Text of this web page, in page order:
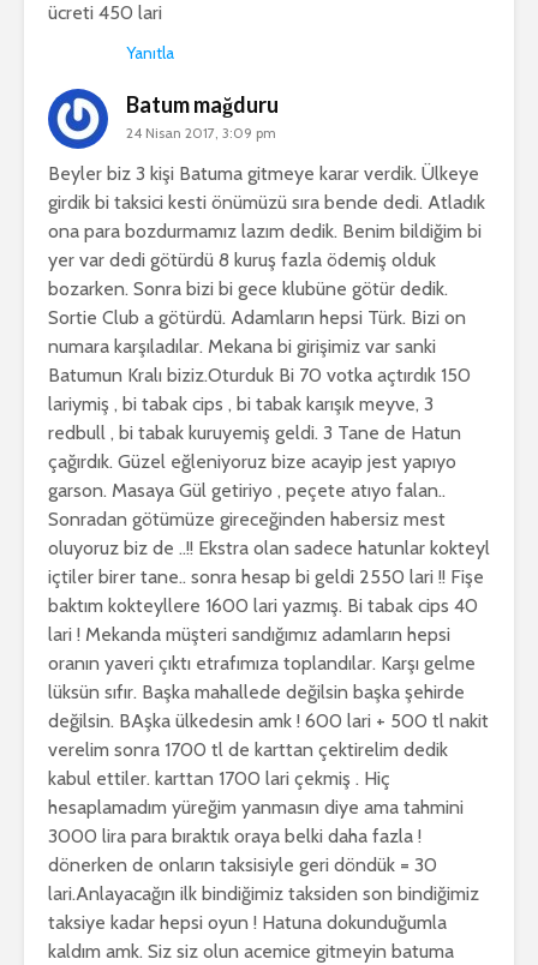
ücreti 450 lari
Yanıtla
Batum mağduru
24 Nisan 2017, 3:09 pm
Beyler biz 3 kişi Batuma gitmeye karar verdik. Ülkeye
girdik bi taksici kesti önümüzü sıra bende dedi. Atladık
ona para bozdurmamız lazım dedik. Benim bildiğim bi
yer var dedi götürdü 8 kuruş fazla ödemiş olduk
bozarken. Sonra bizi bi gece klubüne götür dedik.
Sortie Club a götürdü. Adamların hepsi Türk. Bizi on
numara karşıladılar. Mekana bi girişimiz var sanki
Batumun Kralı biziz.Oturduk Bi 70 votka açtırdık 150
lariymiş , bi tabak cips , bi tabak karışık meyve, 3
redbull , bi tabak kuruyemiş geldi. 3 Tane de Hatun
çağırdık. Güzel eğleniyoruz bize acayip jest yapıyo
garson. Masaya Gül getiriyo , peçete atıyo falan..
Sonradan götümüze gireceğinden habersiz mest
oluyoruz biz de ..!! Ekstra olan sadece hatunlar kokteyl
içtiler birer tane.. sonra hesap bi geldi 2550 lari !! Fişe
baktım kokteyllere 1600 lari yazmış. Bi tabak cips 40
lari ! Mekanda müşteri sandığımız adamların hepsi
oranın yaveri çıktı etrafımıza toplandılar. Karşı gelme
lüksün sıfır. Başka mahallede değilsin başka şehirde
değilsin. BAşka ülkedesin amk ! 600 lari + 500 tl nakit
verelim sonra 1700 tl de karttan çektirelim dedik
kabul ettiler. karttan 1700 lari çekmiş . Hiç
hesaplamadım yüreğim yanmasın diye ama tahmini
3000 lira para bıraktık oraya belki daha fazla !
dönerken de onların taksisiyle geri döndük = 30
lari.Anlayacağın ilk bindiğimiz taksiden son bindiğimiz
taksiye kadar hepsi oyun ! Hatuna dokunduğumla
kaldım amk. Siz siz olun acemice gitmeyin batuma